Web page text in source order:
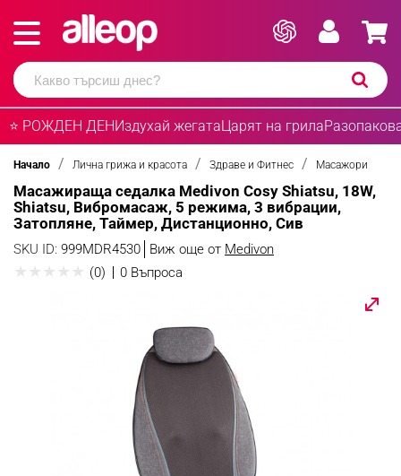
⭐ РОЖДЕН ДЕНИздухай жегатаЦарят на грила
Начало Лична грижа и красота Здраве и Фитнес Масажори
Масажираща седалка Medivon Cosy Shiatsu, 18W,
Shiatsu, Вибромасаж, 5 режима, 3 вибрации,
Затопляне, Таймер, Дистанционно, Сив
SKU ID: 999MDR4530 Виж още от Medivon
★ ★ ★ ★ ★ (0) 0 Въпроса